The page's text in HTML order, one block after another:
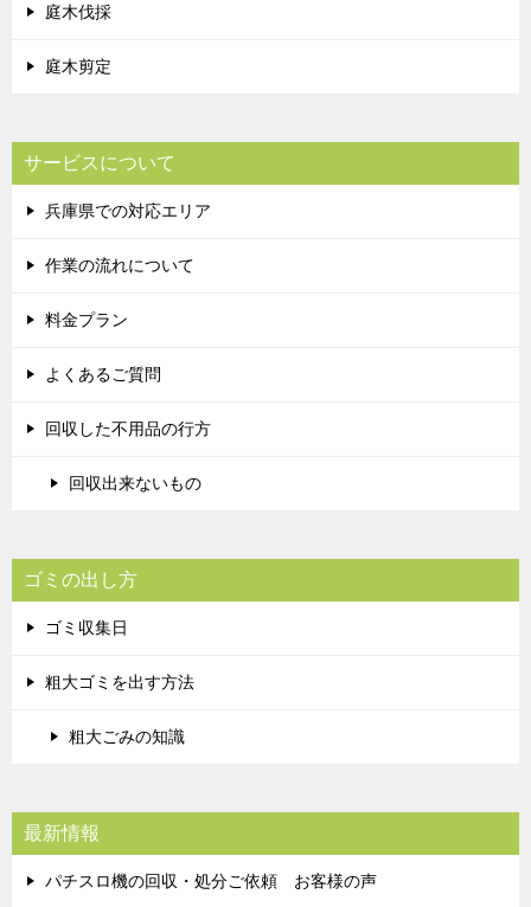
庭木伐採
庭木剪定
サービスについて
兵庫県での対応エリア
作業の流れについて
料金プラン
よくあるご質問
回収した不用品の行方
回収出来ないもの
ゴミの出し方
ゴミ収集日
粗大ゴミを出す方法
粗大ごみの知識
最新情報
パチスロ機の回収・処分ご依頼 お客様の声